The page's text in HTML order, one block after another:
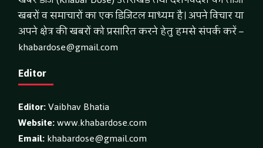
खबरों व समाचारों का एक डिजिटल माध्यम है। अपने विचार या
अपने क्षेत्र की खबरों को प्रसारित करने हेतु हमसे संपर्क करें –
khabardose@gmail.com
Editor
Editor:Vaibhav Bhatia
Website:www.khabardose.com
Email:khabardose@gmail.com